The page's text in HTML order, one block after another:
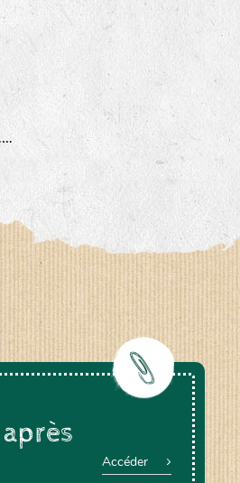
biodynamie, la graine…
des environs
notre domaine avec un expert
Accéder